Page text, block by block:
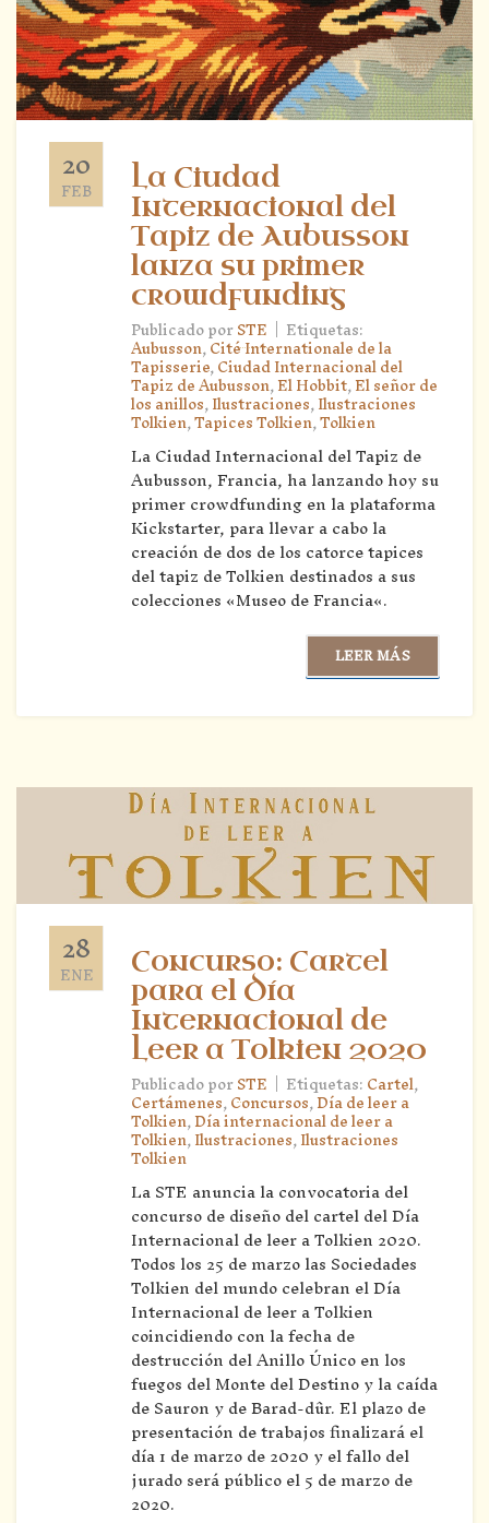
20
FEB
La Ciudad
Internacional del
Tapiz de Aubusson
lanza su primer
crowdfunding
Publicado porSTE | Etiquetas:
Aubusson,Cité Internationale de la
Tapisserie,Ciudad Internacional del
Tapiz de Aubusson,El Hobbit,El señor de
los anillos,Ilustraciones,Ilustraciones
Tolkien,Tapices Tolkien,Tolkien
La Ciudad Internacional del Tapiz de
Aubusson, Francia, ha lanzando hoy su
primer crowdfunding en la plataforma
Kickstarter, para llevar a cabo la
creación de dos de los catorce tapices
del tapiz de Tolkien destinados a sus
colecciones «Museo de Francia«.
LEER MÁS
28
ENE
Concurso: Cartel
para el Día
Internacional de
Leer a Tolkien 2020
Publicado porSTE | Etiquetas:Cartel,
Certámenes,Concursos,Día de leer a
Tolkien,Día internacional de leer a
Tolkien,Ilustraciones,Ilustraciones
Tolkien
La STE anuncia la convocatoria del
concurso de diseño del cartel del Día
Internacional de leer a Tolkien 2020.
Todos los 25 de marzo las Sociedades
Tolkien del mundo celebran el Día
Internacional de leer a Tolkien
coincidiendo con la fecha de
destrucción del Anillo Único en los
fuegos del Monte del Destino y la caída
de Sauron y de Barad-dûr. El plazo de
presentación de trabajos finalizará el
día 1 de marzo de 2020 y el fallo del
jurado será público el 5 de marzo de
2020.